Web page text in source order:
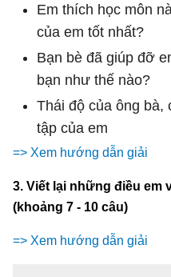
Em thích học môn
của em tốt nhất?
Bạn bè đã giúp đỡ
bạn như thế nào?
Thái độ của ông bà,
tập của em
=> Xem hướng dẫn giải
3. Viết lại những điều em
(khoảng 7 - 10 câu)
=> Xem hướng dẫn giải